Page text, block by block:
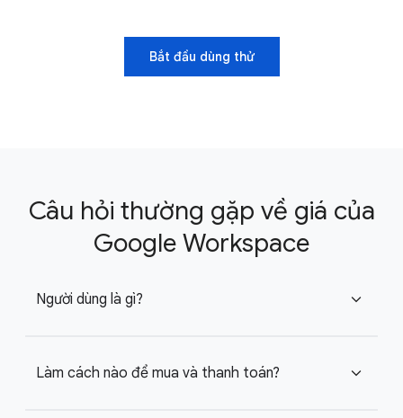
Bắt đầu dùng thử
Câu hỏi thường gặp về giá của
Google Workspace
Người dùng là gì? expand_more
Làm cách nào để mua và thanh toán? expand_more